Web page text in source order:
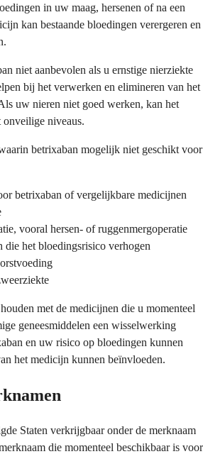
in uw maag, hersenen of na een
kan bestaande bloedingen verergeren en
niet aanbevolen als u ernstige nierziekte
bij het verwerken en elimineren van het
uw nieren niet goed werken, kan het
niveaus.
betrixaban mogelijk niet geschikt voor
betrixaban of vergelijkbare medicijnen
vooral hersen- of ruggenmergoperatie
die het bloedingsrisico verhogen
met de medicijnen die u momenteel
geneesmiddelen een wisselwerking
en uw risico op bloedingen kunnen
het medicijn kunnen beïnvloeden.
Staten verkrijgbaar onder de merknaam
die momenteel beschikbaar is voor